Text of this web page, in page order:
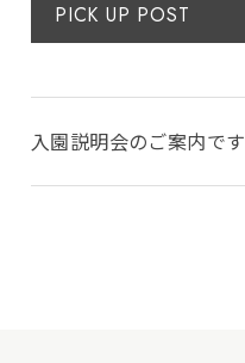
PICK UP POST
入園説明会のご案内です